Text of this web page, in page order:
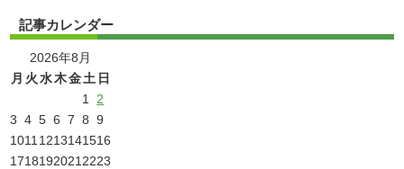
記事カレンダー
2026年8月
月 火 水木金土 日
1
2
3 4 5 6 7 8 9
1011 1213141516
1718192021 2223